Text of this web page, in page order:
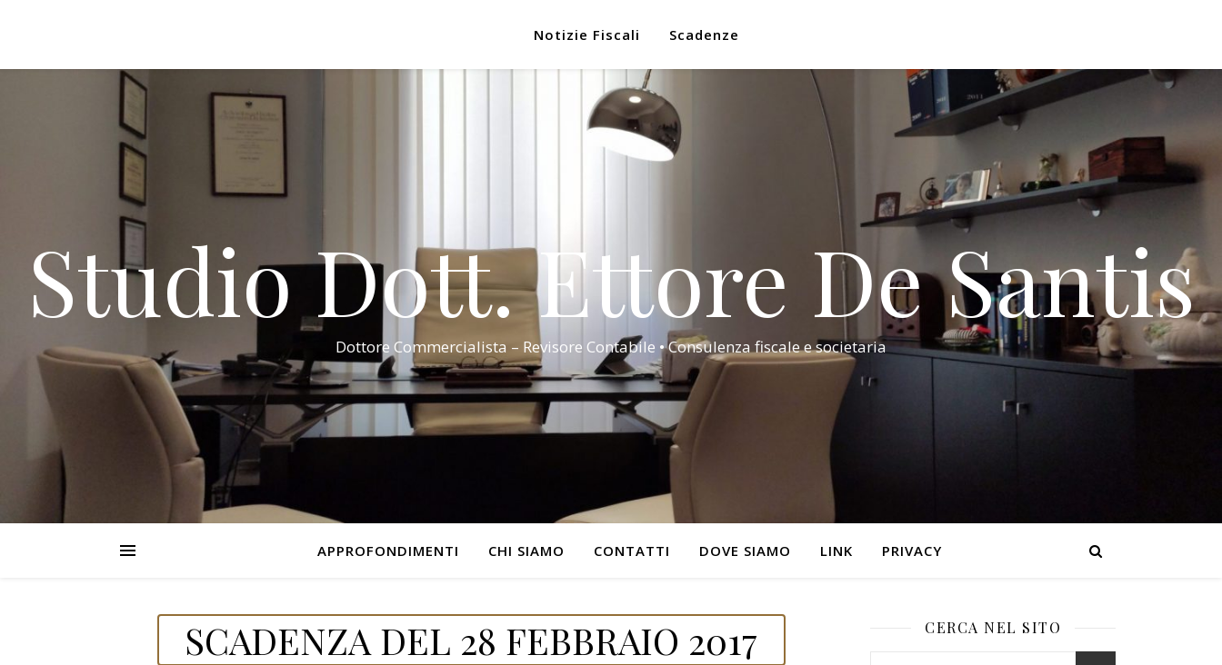
Notizie Fiscali Scadenze
Studio Dott. Ettore De Santis
Dottore Commercialista – Revisore Contabile • Consulenza fiscale e societaria
APPROFONDIMENTI CHI SIAMO CONTATTI DOVE SIAMO LINK PRIVACY
SCADENZA DEL 28 FEBBRAIO 2017 CERCA NEL SITO